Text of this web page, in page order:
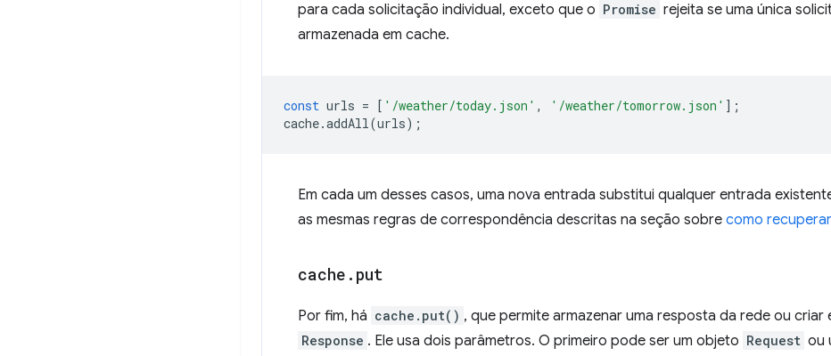
para cada solicitação individual, exceto que o Promise rejeita se uma única
armazenada em cache.
const urls = [ '/weather/today.json' , '/weather/tomorrow.json' ];
cache.addAll(urls);
Em cada um desses casos, uma nova entrada substitui qualquer entrada
as mesmas regras de correspondência descritas na seção sobre como recuperar
cache . put
Por fim, há cache.put() , que permite armazenar uma resposta da rede ou criar
Response . Ele usa dois parâmetros. O primeiro pode ser um objeto Request ou